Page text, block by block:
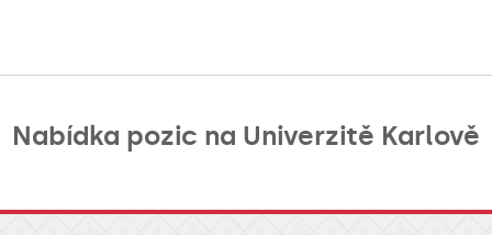
Nabídka pozic na Univerzitě Karlově